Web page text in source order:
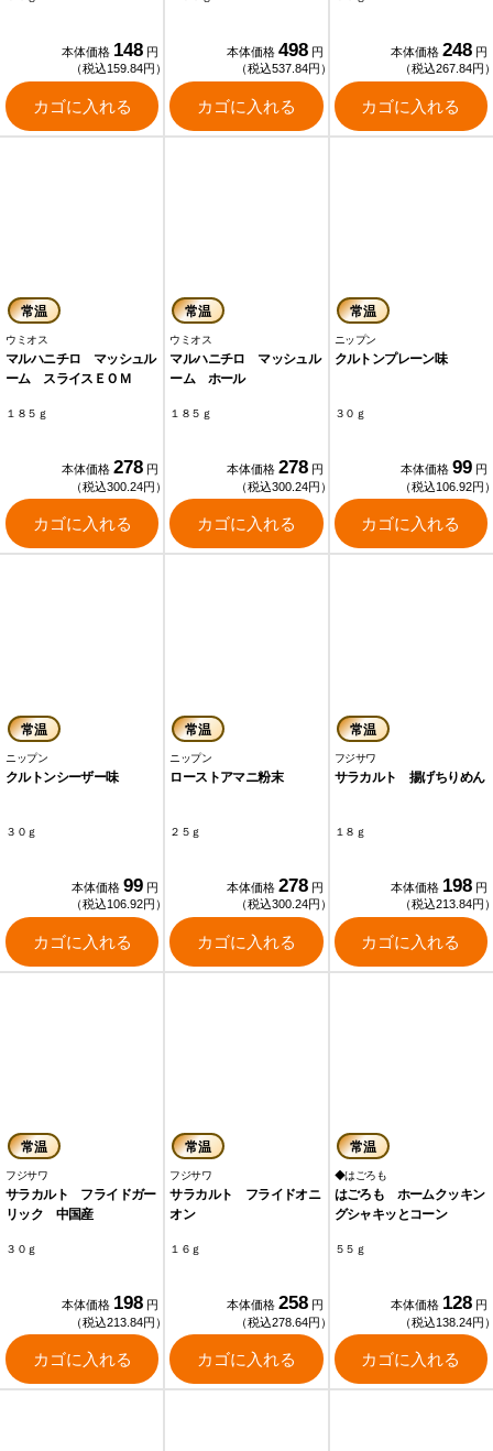
本体価格 148 円
（税込159.84円）
カゴに入れる
本体価格 498 円
（税込537.84円）
カゴに入れる
本体価格 248 円
（税込267.84円
カゴに入れる
常温
ウミオス
マルハニチロ マッシュル
ーム スライスＥＯＭ
１８５ｇ
本体価格 278 円
（税込300.24円）
カゴに入れる
常温
ウミオス
マルハニチロ マッシュル
ーム ホール
１８５ｇ
本体価格 278 円
（税込300.24円）
カゴに入れる
常温
ニップン
クルトンプレーン味
３０ｇ
本体価格 99 円
（税込106.92円
カゴに入れる
常温
ニップン
クルトンシーザー味
３０ｇ
本体価格 99 円
（税込106.92円）
カゴに入れる
常温
ニップン
ローストアマニ粉末
２５ｇ
本体価格 278 円
（税込300.24円）
カゴに入れる
常温
フジサワ
サラカルト 揚げちりめん
１８ｇ
本体価格 198 円
（税込213.84円
カゴに入れる
常温
フジサワ
サラカルト フライドガー
リック 中国産
３０ｇ
本体価格 198 円
（税込213.84円）
カゴに入れる
常温
フジサワ
サラカルト フライドオニ
オン
１６ｇ
本体価格 258 円
（税込278.64円）
カゴに入れる
常温
◆はごろも
はごろも ホームクッキン
グシャキッとコーン
５５ｇ
本体価格 128 円
（税込138.24円
カゴに入れる